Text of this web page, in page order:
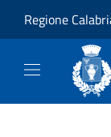
Regione